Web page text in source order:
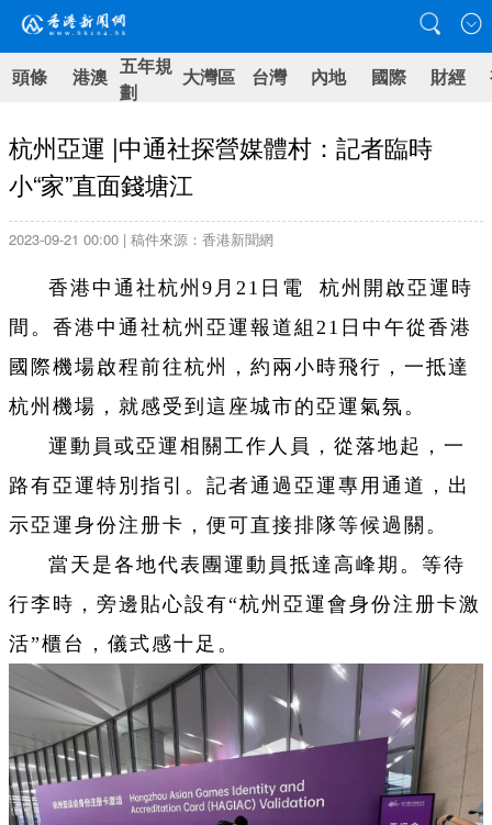
頭條 港澳 五年規
劃
大灣區 台灣 內地 國際 財經
杭州亞運 |中通社探營媒體村：記者臨時
小“家”直面錢塘江
2023-09-21 00:00 | 稿件來源：香港新聞網
香港中通社杭州9月21日電 杭州開啟亞運時
間。香港中通社杭州亞運報道組21日中午從香港
國際機場啟程前往杭州，約兩小時飛行，一抵達
杭州機場，就感受到這座城市的亞運氣氛。
運動員或亞運相關工作人員，從落地起，一
路有亞運特別指引。記者通過亞運專用通道，出
示亞運身份注册卡，便可直接排隊等候過關。
當天是各地代表團運動員抵達高峰期。等待
行李時，旁邊貼心設有“杭州亞運會身份注册卡激
活”櫃台，儀式感十足。